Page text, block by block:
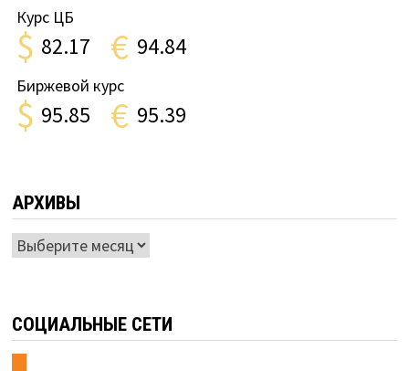
Курс ЦБ
$ 82.17 € 94.84
Биржевой курс
$ 95.85 € 95.39
АРХИВЫ
Архивы
СОЦИАЛЬНЫЕ СЕТИ